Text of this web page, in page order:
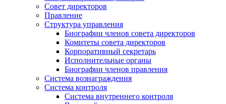
Совет директоров
Правление
Структура управления
Биографии членов совета директоров
Комитеты совета директоров
Корпоративный секретарь
Исполнительные органы
Биографии членов правления
Система вознаграждения
Система контроля
Система внутреннего контроля